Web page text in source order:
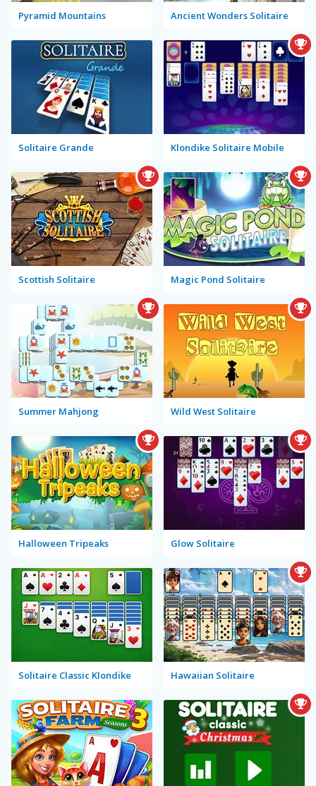
Pyramid Mountains Ancient Wonders Solitaire
Solitaire Grande Klondike Solitaire Mobile
Scottish Solitaire Magic Pond Solitaire
Summer Mahjong Wild West Solitaire
Halloween Tripeaks Glow Solitaire
Solitaire Classic Klondike Hawaiian Solitaire